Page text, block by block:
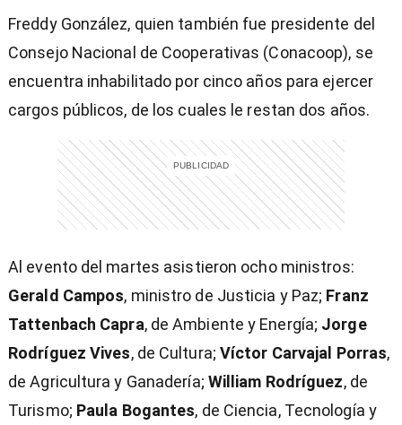
Freddy González, quien también fue presidente del
Consejo Nacional de Cooperativas (Conacoop), se
encuentra inhabilitado por cinco años para ejercer
cargos públicos, de los cuales le restan dos años.
Al evento del martes asistieron ocho ministros:
Gerald Campos, ministro de Justicia y Paz; Franz
Tattenbach Capra, de Ambiente y Energía; Jorge
Rodríguez Vives, de Cultura; Víctor Carvajal Porras,
de Agricultura y Ganadería; William Rodríguez, de
Turismo; Paula Bogantes, de Ciencia, Tecnología y